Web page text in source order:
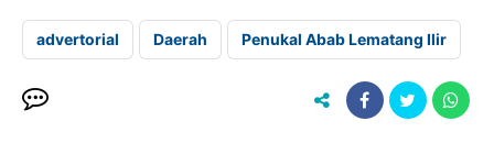
advertorial Daerah Penukal Abab Lematang Ilir